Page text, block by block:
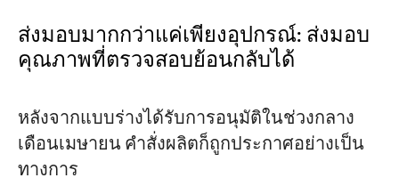
ส่งมอบมากกว่าแค่เพียงอุปกรณ์: ส่งมอบ
คุณภาพที่ตรวจสอบย้อนกลับได้
หลังจากแบบร่างได้รับการอนุมัติในช่วงกลาง
เดือนเมษายน คำสั่งผลิตก็ถูกประกาศอย่างเป็น
ทางการ